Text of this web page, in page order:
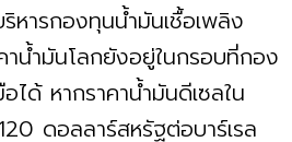
ารกองทุนนํ้ามันเชื้อเพลิง
านํ้ามันโลกยังอยู่ในกรอบที่กอง
ได้ หากราคานํ้ามันดีเซลใน
ดอลลาร์สหรัฐต่อบาร์เรล